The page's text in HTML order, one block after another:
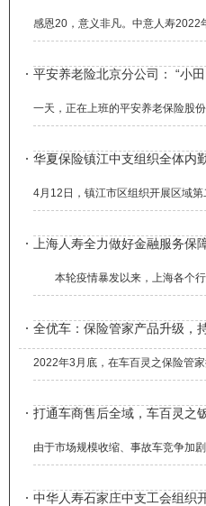
感恩20，意义非凡。中意人寿2022
平安养老险北京分公司： “小
一天，正在上班的平安养老保险股
华夏保险镇江中支组织全体内
4月12日，镇江市区组织开展区域
上海人寿全力做好金融服务保
本轮疫情暴发以来，上海各个行
全优车：保险管家产品升级，
2022年3月底，在车百灵之保险管
打通车商售后全域，车百灵之
由于市场规模收缩、事故车竞争加
中华人寿石家庄中支工会组织